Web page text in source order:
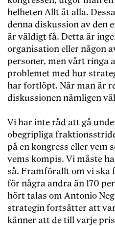
helheten Allt åt alla.
denna diskussion av den
är väldigt få. Detta är
organisation eller någon
personer, men vårt ringa
problemet med hur
har fortlöpt. När man är
diskussionen nämligen
Vi har inte råd att gå
obegripliga
på en kongress eller vem
vems kompis. Vi måste
så. Framförallt om vi ska
för några andra än 170
hört talas om Antonio
strategin fortsätter att
känner att de till varje